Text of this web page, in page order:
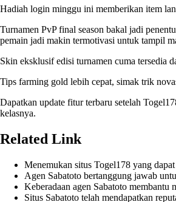
Hadiah login minggu ini memberikan item
Turnamen PvP final season bakal jadi
pemain jadi makin termotivasi untuk tampil
Skin eksklusif edisi turnamen cuma tersedia
Tips farming gold lebih cepat, simak trik
Dapatkan update fitur terbaru setelah
kelasnya.
Related Link
Menemukan situs Togel178 yang
Agen Sabatoto bertanggung jawab
Keberadaan agen Sabatoto membantu
Situs Sabatoto telah mendapatkan